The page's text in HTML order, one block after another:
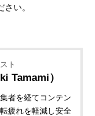
い。
ト
Tamami）
者を経てコンテン
疲れを軽減し安全